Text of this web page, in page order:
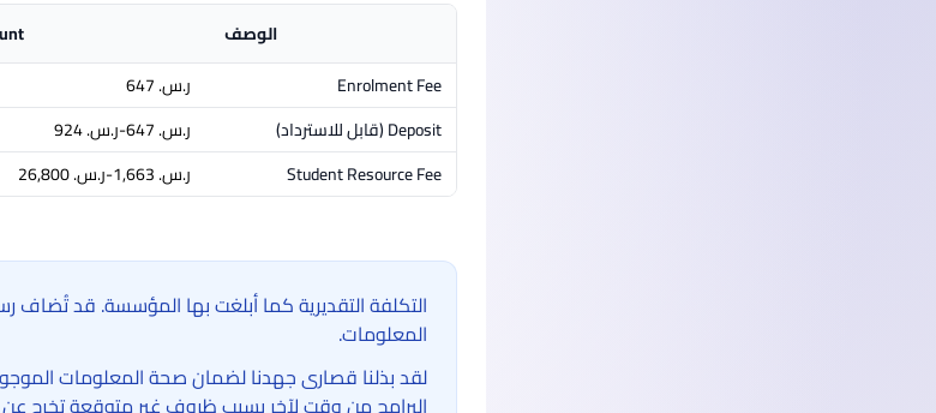
الوصف
Enrolment Fee
ر.س.‏ 647
Deposit(قابل للاسترداد)
ر.س.‏ 647-ر.س.‏ 924
Student Resource Fee
ر.س.‏ 1,663-ر.س.‏ 26,800
التكلفة التقديرية كما أبلغت بها المؤسسة. قد تُضاف
المعلومات.
لقد بذلنا قصارى جهدنا لضمان صحة المعلومات
البرامج من وقت لآخر بسبب ظروف غير متوقعة تخرج